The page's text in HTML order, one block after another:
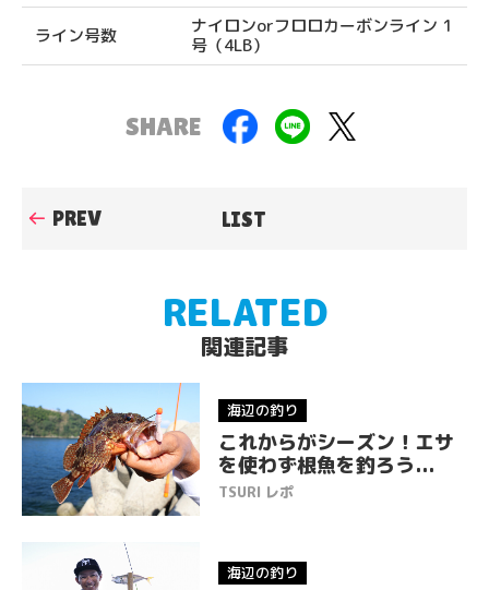
ライン号数
ナイロンorフロロカーボンライン 1
号（4LB）
SHARE F
e
o
o
k
Li T
PREV LIST
RELATED
関連記事
海辺の釣り
これからがシーズン！エサ
を使わず根魚を釣ろう...
TSURI レポ
海辺の釣り